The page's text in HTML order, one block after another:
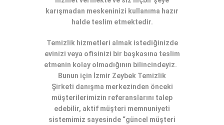
karışmadan meskeninizi kullanıma hazır
halde teslim etmektedir.
Temizlik hizmetleri almak istediğinizde
evinizi veya ofisinizi bir başkasına teslim
etmenin kolay olmadığının bilincindeyiz.
Bunun için İzmir Zeybek Temizlik
Şirketi danışma merkezinden önceki
müşterilerimizin referanslarını talep
edebilir, aktif müşteri memnuniyeti
sistemimiz sayesinde “güncel müşteri